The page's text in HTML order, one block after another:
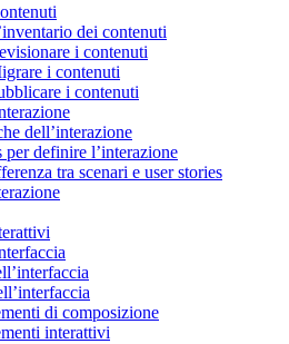
dei contenuti
i contenuti
i contenuti
i contenuti
dell’interazione
per definire l’interazione
tra scenari e user stories
di composizione
interattivi